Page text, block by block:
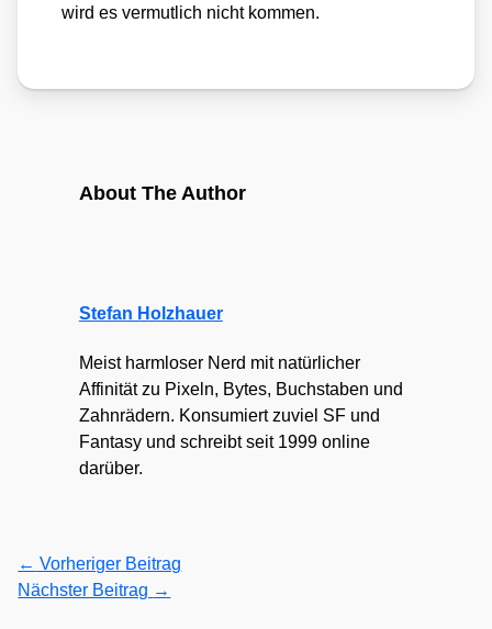
wird es ver­mut­lich nicht kom­men.
About The Author
Stefan Holzhauer
Meist harmloser Nerd mit natürlicher
Affinität zu Pixeln, Bytes, Buchstaben und
Zahnrädern. Konsumiert zuviel SF und
Fantasy und schreibt seit 1999 online
darüber.
← Vorheriger Beitrag
Nächster Beitrag →